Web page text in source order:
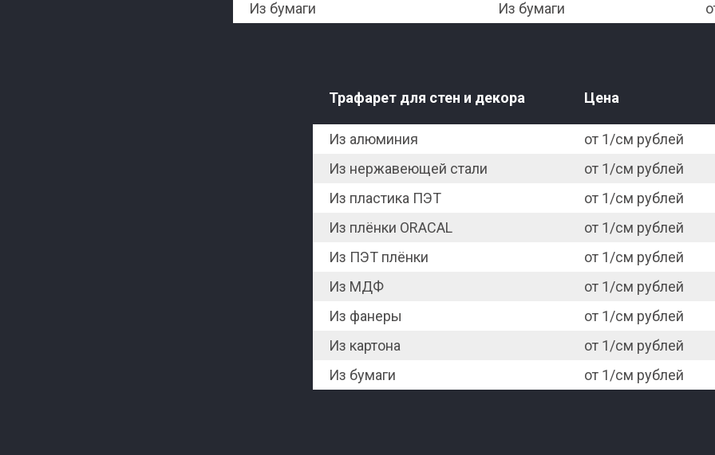
Из бумаги
Из бумаги
Трафарет для стен и декора Цена
Из алюминия
от 1/см рублей
Из нержавеющей стали
от 1/см рублей
Из пластика ПЭТ
от 1/см рублей
Из плёнки ORACAL
от 1/см рублей
Из ПЭТ плёнки
от 1/см рублей
Из МДФ
от 1/см рублей
Из фанеры
от 1/см рублей
Из картона
от 1/см рублей
Из бумаги
от 1/см рублей